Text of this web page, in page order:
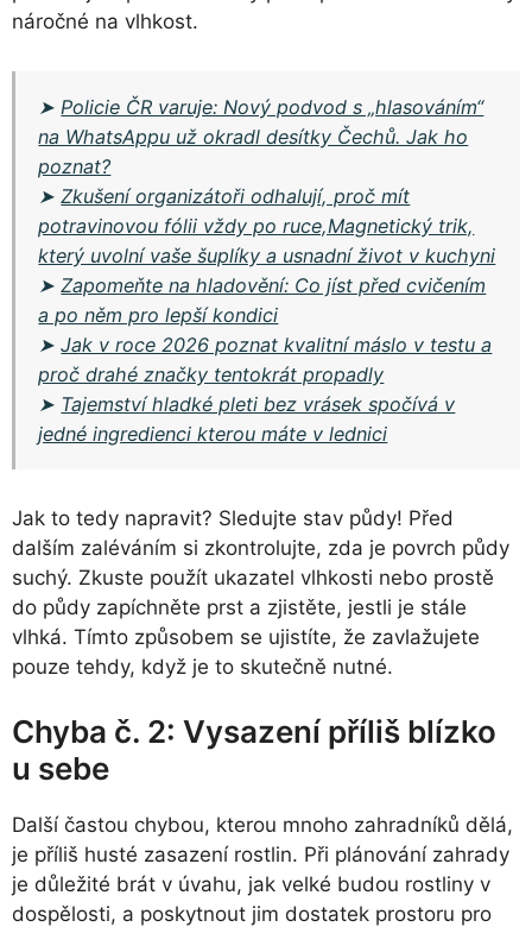
náročné na vlhkost.
➤ Policie ČR varuje: Nový podvod s „hlasováním“
na WhatsAppu už okradl desítky Čechů. Jak ho
poznat?
➤Zkušení organizátoři odhalují, proč mít
potravinovou fólii vždy po ruce,Magnetický trik,
který uvolní vaše šuplíky a usnadní život v kuchyni
➤Zapomeňte na hladovění: Co jíst před cvičením
a po něm pro lepší kondici
➤Jak v roce 2026 poznat kvalitní máslo v testu a
proč drahé značky tentokrát propadly
➤ Tajemství hladké pleti bez vrásek spočívá v
jedné ingredienci kterou máte v lednici
Jak to tedy napravit? Sledujte stav půdy! Před
dalším zaléváním si zkontrolujte, zda je povrch půdy
suchý. Zkuste použít ukazatel vlhkosti nebo prostě
do půdy zapíchněte prst a zjistěte, jestli je stále
vlhká. Tímto způsobem se ujistíte, že zavlažujete
pouze tehdy, když je to skutečně nutné.
Chyba č. 2: Vysazení příliš blízko
u sebe
Další častou chybou, kterou mnoho zahradníků dělá,
je příliš husté zasazení rostlin. Při plánování zahrady
je důležité brát v úvahu, jak velké budou rostliny v
dospělosti, a poskytnout jim dostatek prostoru pro